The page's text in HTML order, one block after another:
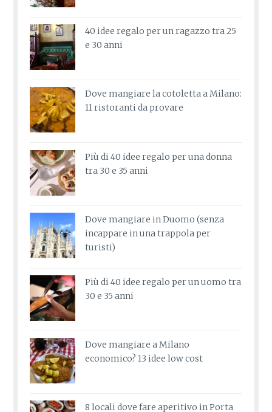
40 idee regalo per un ragazzo tra 25
e 30 anni
Dove mangiare la cotoletta a Milano:
11 ristoranti da provare
Più di 40 idee regalo per una donna
tra 30 e 35 anni
Dove mangiare in Duomo (senza
incappare in una trappola per
turisti)
Più di 40 idee regalo per un uomo tra
30 e 35 anni
Dove mangiare a Milano
economico? 13 idee low cost
8 locali dove fare aperitivo in Porta